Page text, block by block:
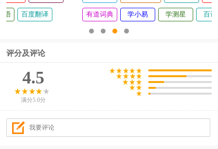
有道词典 学测星 百词斩
评分及评论
4.5
满分5.0分